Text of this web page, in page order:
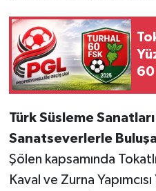
60
Türk Süsleme
Sanatseverlerle
Şölen kapsamında
Kaval ve Zurna